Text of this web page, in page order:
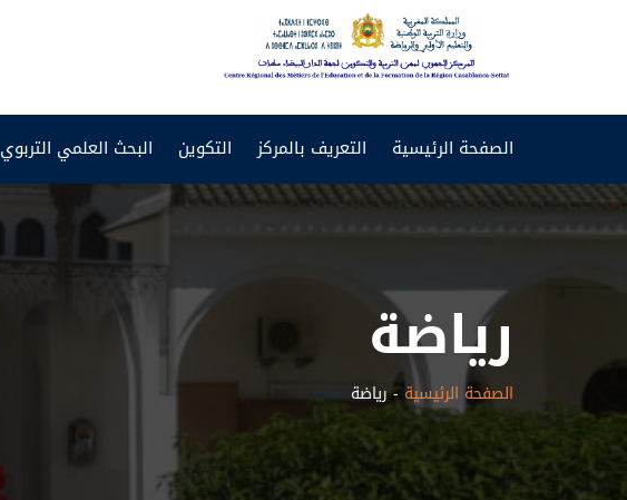
CRMEF
Casablanca-
Settat
الصفحة الرئيسية التعريف بالمركز التكوين البحث العلمي التربوي
رياضة
الصفحة الرئيسية - رياضة